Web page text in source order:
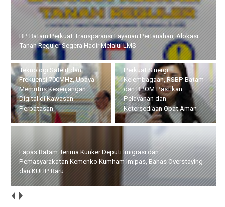
Pemprov Kepri dan KomDigi Pacu Penetrasi Broadband Lewat
Teknologi Satelit dan Frekuensi 700MHz, Upaya Memutus
Kesenjangan Digital di Kawasan Perbatasan
Perkuat Sinergi
Kelembagaan, RSBP Batam
dan BPOM Pastikan
Pelayanan dan
Ketersediaan Obat Aman
Lapas Batam Terima Kunker
Deputi Imigrasi dan
Pemasyarakatan Kemenko
Kumham Imipas, Bahas
Overstaying dan KUHP Baru
Bupati Bersama Wabup Natuna Hadiri Kegiatan Bakti Sosial
yang Digelar Tower Bersama Group